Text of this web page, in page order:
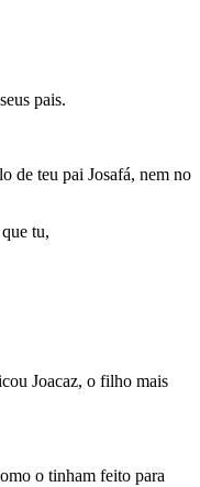
pais.
de teu pai Josafá, nem no
tu,
Joacaz, o filho mais
o tinham feito para